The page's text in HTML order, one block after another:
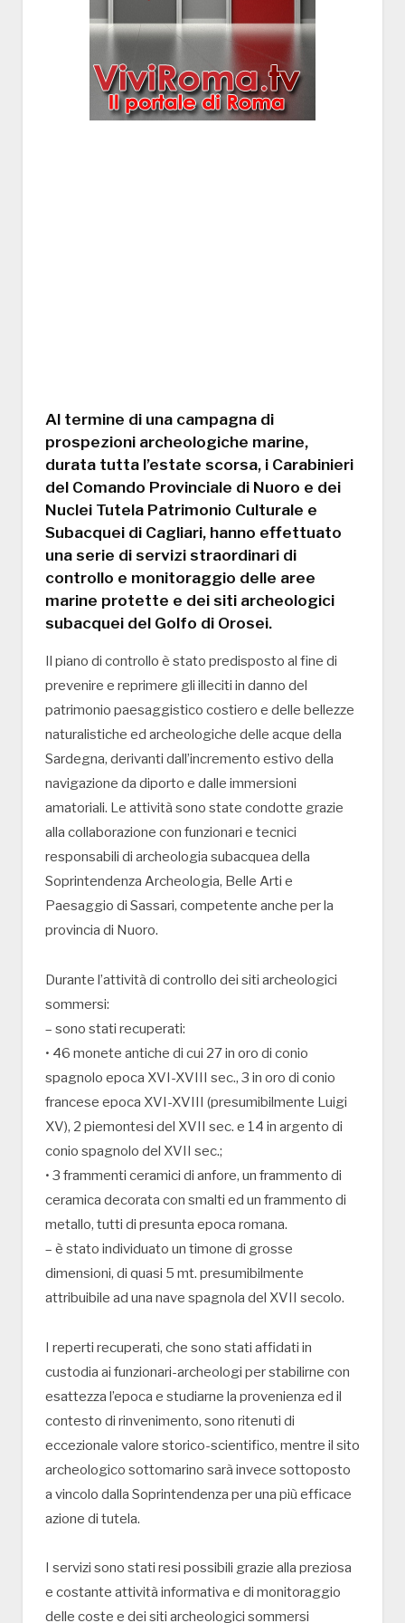
Al termine di una campagna di
prospezioni archeologiche marine,
durata tutta l’estate scorsa, i Carabinieri
del Comando Provinciale di Nuoro e dei
Nuclei Tutela Patrimonio Culturale e
Subacquei di Cagliari, hanno effettuato
una serie di servizi straordinari di
controllo e monitoraggio delle aree
marine protette e dei siti archeologici
subacquei del Golfo di Orosei.
Il piano di controllo è stato predisposto al fine di
prevenire e reprimere gli illeciti in danno del
patrimonio paesaggistico costiero e delle bellezze
naturalistiche ed archeologiche delle acque della
Sardegna, derivanti dall’incremento estivo della
navigazione da diporto e dalle immersioni
amatoriali. Le attività sono state condotte grazie
alla collaborazione con funzionari e tecnici
responsabili di archeologia subacquea della
Soprintendenza Archeologia, Belle Arti e
Paesaggio di Sassari, competente anche per la
provincia di Nuoro.
Durante l’attività di controllo dei siti archeologici
sommersi:
– sono stati recuperati:
• 46 monete antiche di cui 27 in oro di conio
spagnolo epoca XVI-XVIII sec., 3 in oro di conio
francese epoca XVI-XVIII (presumibilmente Luigi
XV), 2 piemontesi del XVII sec. e 14 in argento di
conio spagnolo del XVII sec.;
• 3 frammenti ceramici di anfore, un frammento di
ceramica decorata con smalti ed un frammento di
metallo, tutti di presunta epoca romana.
– è stato individuato un timone di grosse
dimensioni, di quasi 5 mt. presumibilmente
attribuibile ad una nave spagnola del XVII secolo.
I reperti recuperati, che sono stati affidati in
custodia ai funzionari-archeologi per stabilirne con
esattezza l’epoca e studiarne la provenienza ed il
contesto di rinvenimento, sono ritenuti di
eccezionale valore storico-scientifico, mentre il sito
archeologico sottomarino sarà invece sottoposto
a vincolo dalla Soprintendenza per una più efficace
azione di tutela.
I servizi sono stati resi possibili grazie alla preziosa
e costante attività informativa e di monitoraggio
delle coste e dei siti archeologici sommersi